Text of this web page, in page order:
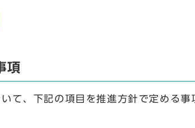
項
て、下記の項目を推進方針で定める事